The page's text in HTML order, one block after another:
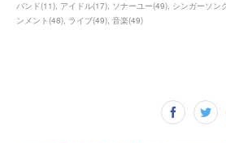
バンド(11) アイドル(17) ソナーユー(49) シンガーソン
ンメント(48) ライブ(49) 音楽(49)